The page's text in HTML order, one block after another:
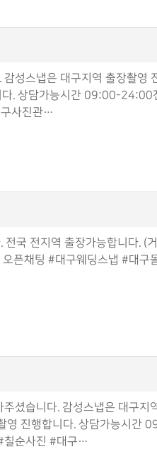
성스냅은 대구지역 출장촬영
. 상담가능시간 09:00-24:00
사진관…
국 전지역 출장가능합니다. (
픈채팅 #대구웨딩스냅 #대구
셨습니다. 감성스냅은 대구
영 진행합니다. 상담가능시
칠순사진 #대구…